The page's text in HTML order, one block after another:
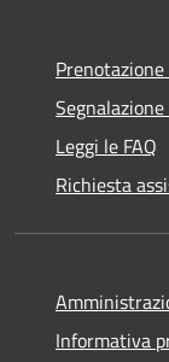
Leggi le FAQ
Richiesta
Informativa